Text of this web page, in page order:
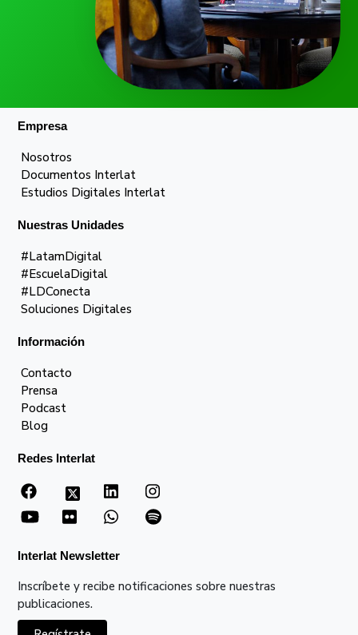
Empresa
Nosotros
Documentos Interlat
Estudios Digitales Interlat
Nuestras Unidades
#LatamDigital
#EscuelaDigital
#LDConecta
Soluciones Digitales
Información
Contacto
Prensa
Podcast
Blog
Redes Interlat
Interlat Newsletter
Inscríbete y recibe notificaciones sobre nuestras
publicaciones.